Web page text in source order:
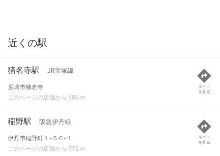
近くの駅
猪名寺駅 JR宝塚線
尼崎市猪名寺
このページの店舗から 586 m
ルート
を見る
稲野駅 阪急伊丹線
伊丹市稲野町１-５０-１
このページの店舗から 772 m
ルート
を見る